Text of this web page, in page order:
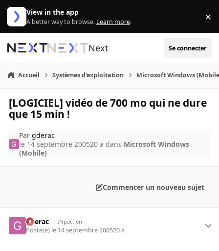
Aller au contenu
View in the app
A better way to browse. Learn more. ×
Next Se connecter
Accueil Systèmes d'exploitation Microsoft Windows
[LOGICIEL] vidéo de 700 mo qui ne dure
que 15 min !
Pargderac
le 14 septembre 200520 a dans Microsoft Windows
(Mobile)
Commencer un nouveau sujet
gderac INpactien
Posté(e) le 14 septembre 200520 a